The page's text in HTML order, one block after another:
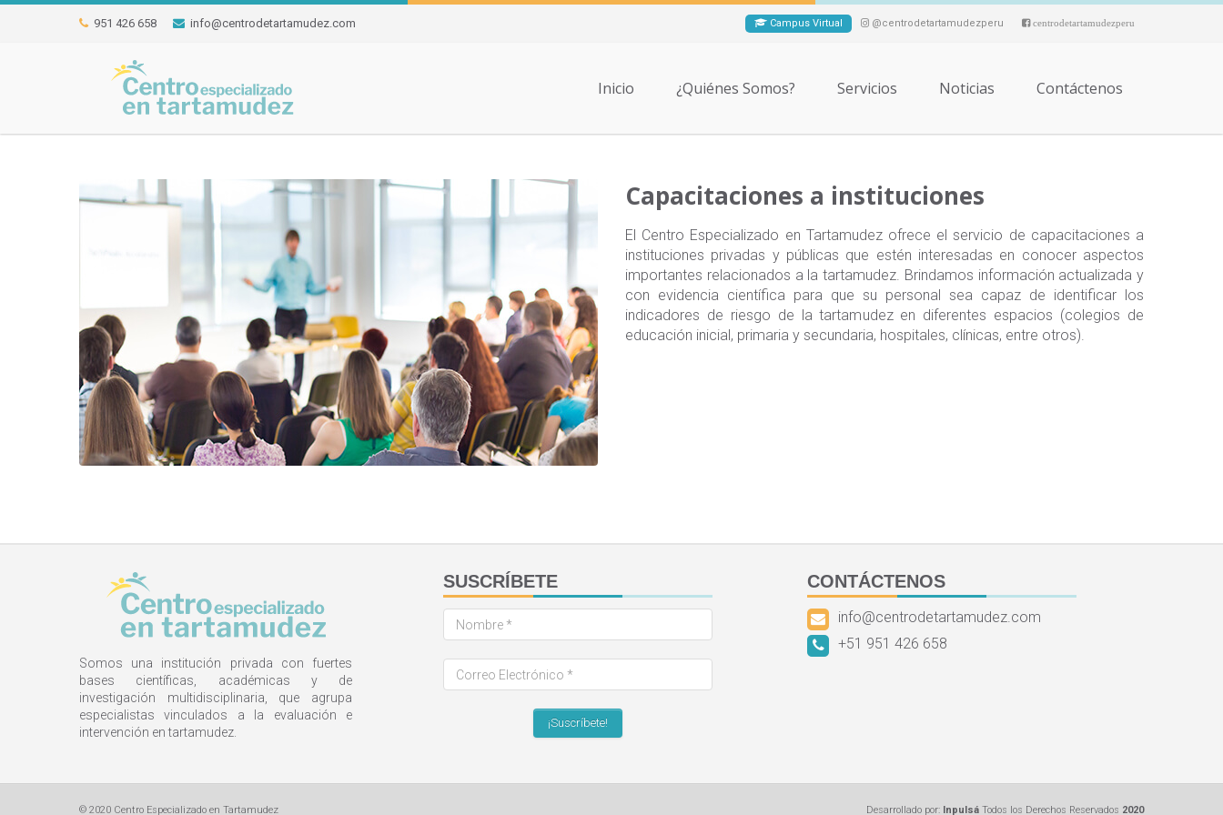
951 426 658 info@centrodetartamudez.com Campus Virtual @centrodetartamudezperu centrodetartamudezperu
Inicio ¿Quiénes Somos? Servicios Noticias Contáctenos
Capacitaciones a instituciones
El Centro Especializado en Tartamudez ofrece el servicio de capacitaciones a
instituciones privadas y públicas que estén interesadas en conocer aspectos
importantes relacionados a la tartamudez. Brindamos información actualizada y
con evidencia científica para que su personal sea capaz de identificar los
indicadores de riesgo de la tartamudez en diferentes espacios (colegios de
educación inicial, primaria y secundaria, hospitales, clínicas, entre otros).
Somos una institución privada con fuertes
bases científicas, académicas y de
investigación multidisciplinaria, que agrupa
especialistas vinculados a la evaluación e
intervención en tartamudez.
SUSCRÍBETE CONTÁCTENOS
info@centrodetartamudez.com
+51 951 426 658
© 2020 Centro Especializado en Tartamudez Desarrollado por: Inpulsá Todos los Derechos Reservados 2020